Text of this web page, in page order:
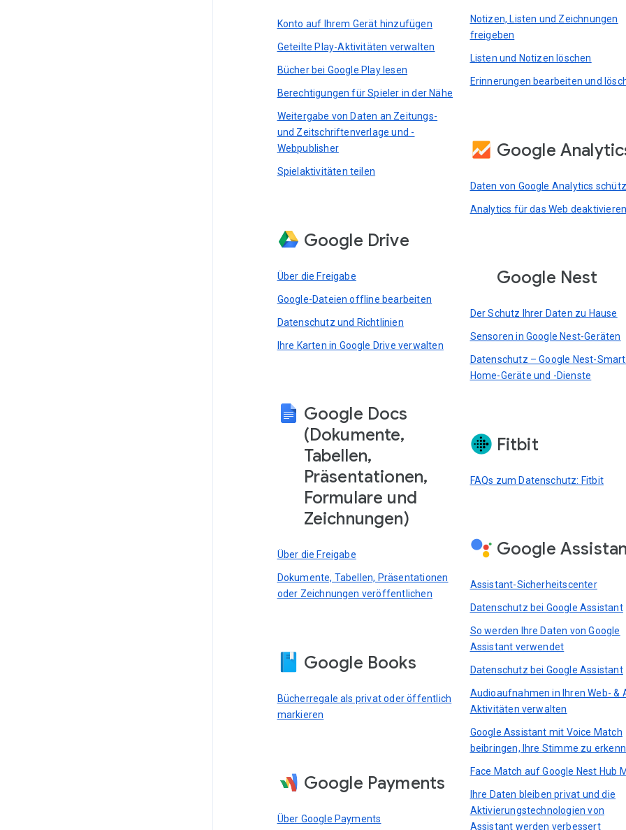
Konto auf Ihrem Gerät hinzufügen
Geteilte Play-Aktivitäten verwalten
Bücher bei Google Play lesen
Berechtigungen für Spieler in der Nähe
Weitergabe von Daten an Zeitungs-
und Zeitschriftenverlage und -
Webpublisher
Spielaktivitäten teilen
Google Drive
Über die Freigabe
Google-Dateien offline bearbeiten
Datenschutz und Richtlinien
Ihre Karten in Google Drive verwalten
Google Docs
(Dokumente,
Tabellen,
Präsentationen,
Formulare und
Zeichnungen)
Über die Freigabe
Dokumente, Tabellen, Präsentationen
oder Zeichnungen veröffentlichen
Google Books
Bücherregale als privat oder öffentlich
markieren
Google Payments
Über Google Payments
Notizen, Listen und Zeichnungen
freigeben
Listen und Notizen löschen
Erinnerungen bearbeiten und
Google
Daten von Google Analytics
Analytics für das Web deaktivieren
Google Nest
Der Schutz Ihrer Daten zu Hause
Sensoren in Google Nest-Geräten
Datenschutz – Google Nest-
Home-Geräte und -Dienste
Fitbit
FAQs zum Datenschutz: Fitbit
Google
Assistant-Sicherheitscenter
Datenschutz bei Google Assistant
So werden Ihre Daten von Google
Assistant verwendet
Datenschutz bei Google Assistant
Audioaufnahmen in Ihren Web- &
Aktivitäten verwalten
Google Assistant mit Voice Match
beibringen, Ihre Stimme zu
Face Match auf Google Nest Hub
Ihre Daten bleiben privat und die
Aktivierungstechnologien von
Assistant werden verbessert